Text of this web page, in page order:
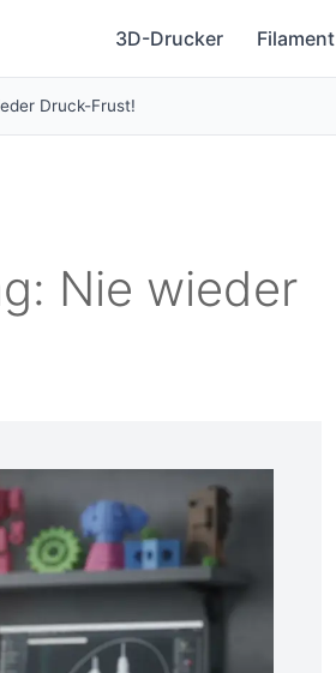
3D-Drucker Filament
Druck-Frust!
Nie wieder